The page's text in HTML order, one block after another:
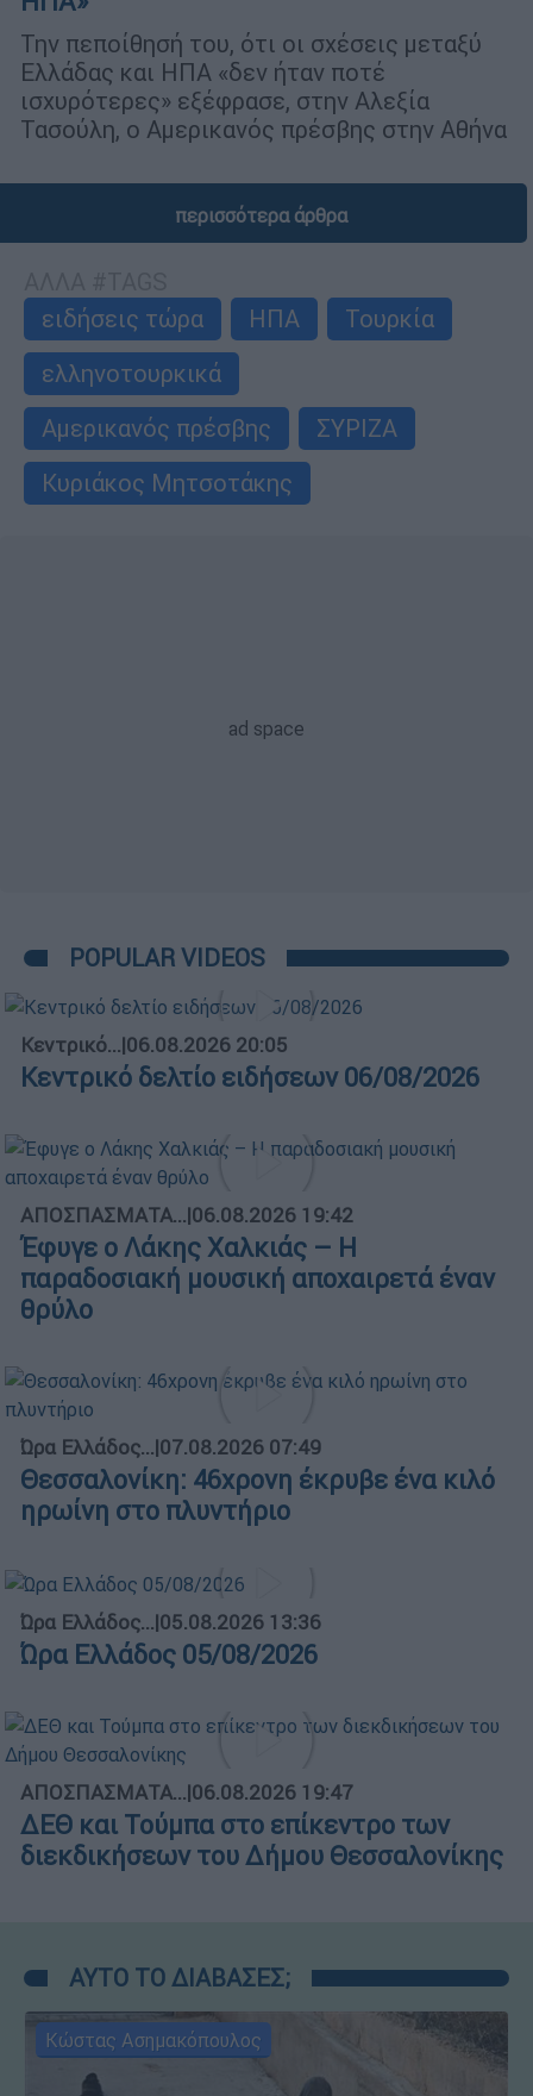
Την πεποίθησή του, ότι οι σχέσεις μεταξύ
Ελλάδας και ΗΠΑ «δεν ήταν ποτέ
ισχυρότερες» εξέφρασε, στην Αλεξία
Τασούλη, ο Αμερικανός πρέσβης στην Αθήνα
περισσότερα άρθρα
ειδήσεις τώρα
ΗΠΑ
Τουρκία
ελληνοτουρκικά
Αμερικανός πρέσβης
ΣΥΡΙΖΑ
Κυριάκος Μητσοτάκης
POPULAR VIDEOS
Κεντρικό...|06.08.2026 20:05
Κεντρικό δελτίο ειδήσεων 06/08/2026
ΑΠΟΣΠΑΣΜΑΤΑ...|06.08.2026 19:42
Έφυγε ο Λάκης Χαλκιάς – Η
παραδοσιακή μουσική αποχαιρετά έναν
θρύλο
Ώρα Ελλάδος...|07.08.2026 07:49
Θεσσαλονίκη: 46χρονη έκρυβε ένα κιλό
ηρωίνη στο πλυντήριο
Ώρα Ελλάδος...|05.08.2026 13:36
Ώρα Ελλάδος 05/08/2026
ΑΠΟΣΠΑΣΜΑΤΑ...|06.08.2026 19:47
ΔΕΘ και Τούμπα στο επίκεντρο των
διεκδικήσεων του Δήμου Θεσσαλονίκης
ΑΥΤΟ ΤΟ ΔΙΑΒΑΣΕΣ;
Κώστας Ασημακόπουλος